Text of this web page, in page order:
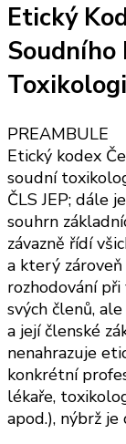
Etický
Soudního
PREAMBULE
Etický kodex
soudní
ČLS JEP; dále
souhrn
závazně řídí
a který
rozhodování
svých členů,
a její členské
nenahrazuje
konkrétní
lékaře,
apod.), nýbrž